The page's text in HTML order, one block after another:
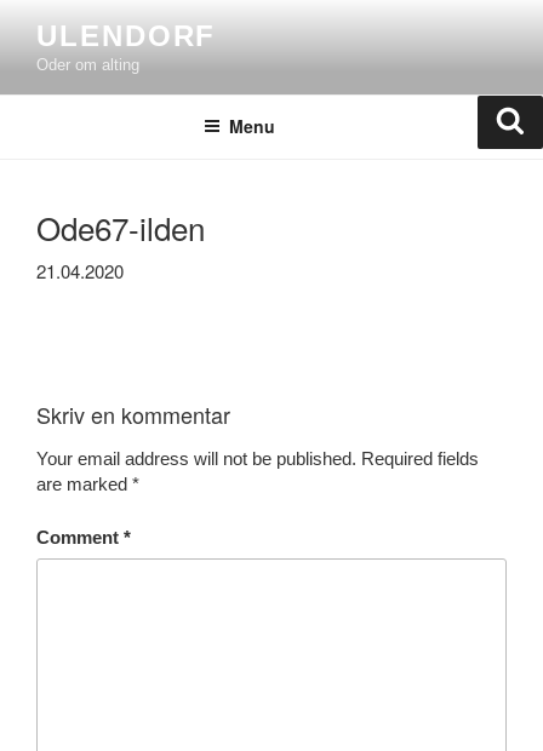
content
ULENDORF
Oder om alting
Menu
Ode67-ilden
21.04.2020
Skriv en kommentar
Your email address will not be published. Required fields
are marked *
Comment *